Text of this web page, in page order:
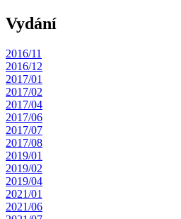
Vydání
2016/11
2016/12
2017/01
2017/02
2017/04
2017/06
2017/07
2017/08
2019/01
2019/02
2019/04
2021/01
2021/06